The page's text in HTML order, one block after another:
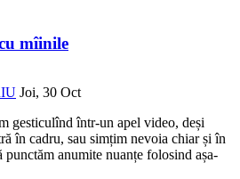
mîinile
Joi, 30 Oct
gesticulînd într-un apel video, deși
în cadru, sau simțim nevoia chiar și în
punctăm anumite nuanțe folosind așa-